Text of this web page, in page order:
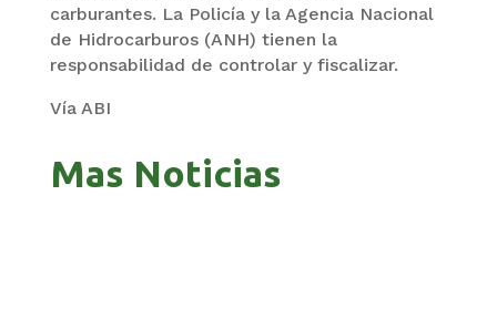
carburantes. La Policía y la Agencia Nacional
de Hidrocarburos (ANH) tienen la
responsabilidad de controlar y fiscalizar.
Vía ABI
Mas Noticias